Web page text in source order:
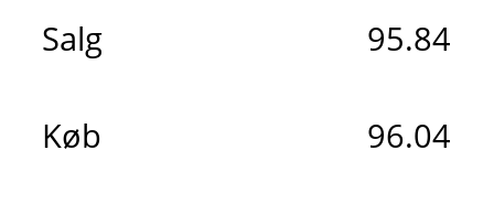
Salg 95.84
Køb 96.04